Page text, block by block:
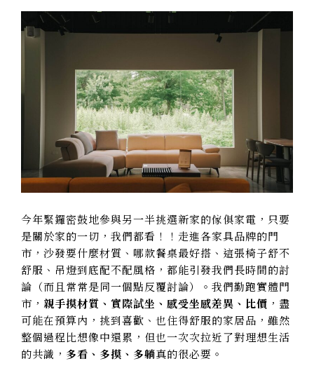
今年緊鑼密鼓地參與另一半挑選新家的傢俱家電，只要
是關於家的一切，我們都看！！走進各家具品牌的門
市，沙發要什麼材質、哪款餐桌最好搭、這張椅子舒不
舒服、吊燈到底配不配風格，都能引發我們長時間的討
論（而且常常是同一個點反覆討論）。我們勤跑實體門
市， 親手摸材質、實際試坐、感受坐感差異、比價 ，盡
可能在預算內，挑到喜歡、也住得舒服的家居品，雖然
整個過程比想像中還累，但也一次次拉近了對理想生活
的共識， 多看、多摸、多躺真的很必要。